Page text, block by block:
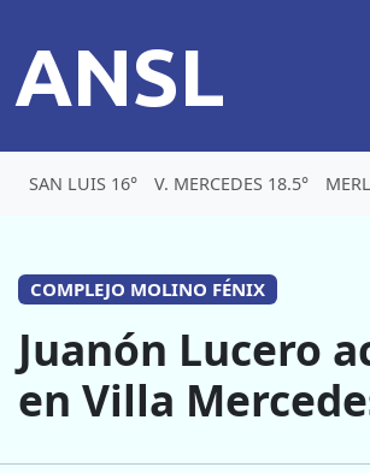
ANSL
SAN LUIS 16° V. MERCEDES 18.5°
COMPLEJO MOLINO FÉNIX
Juanón Lucero
en Villa